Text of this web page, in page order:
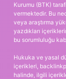
Kurumu (BTK)
vermektedir. Bu
veya araştırma
yazdıkları
bu sorumluluğu
Hukuka ve yasal
içerikleri,
halinde, ilgili